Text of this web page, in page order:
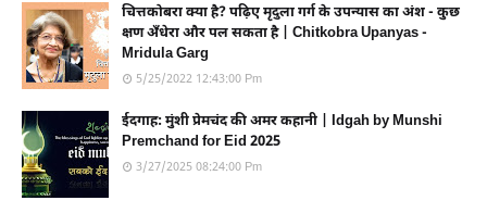
चित्तकोबरा क्या है? पढ़िए मृदुला गर्ग के उपन्यास का अंश - कुछ
क्षण अँधेरा और पल सकता है | Chitkobra Upanyas -
Mridula Garg
5/25/2022 12:43:00 Pm
ईदगाह: मुंशी प्रेमचंद की अमर कहानी | Idgah by Munshi
Premchand for Eid 2025
3/27/2025 08:24:00 Pm